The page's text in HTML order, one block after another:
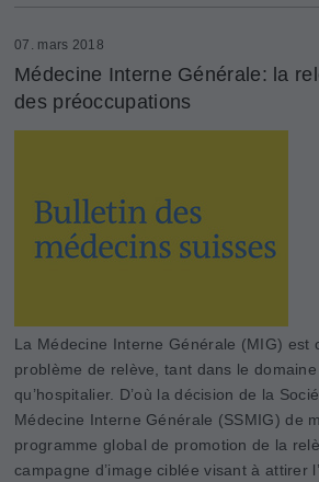
07. mars 2018
Médecine Interne Générale: la
des préoccupations
La Médecine Interne Générale (MIG) est
problème de relève, tant dans le
qu’hospitalier. D’où la décision de la
Médecine Interne Générale (SSMIG) de
programme global de promotion de la
campagne d’image ciblée visant à attirer